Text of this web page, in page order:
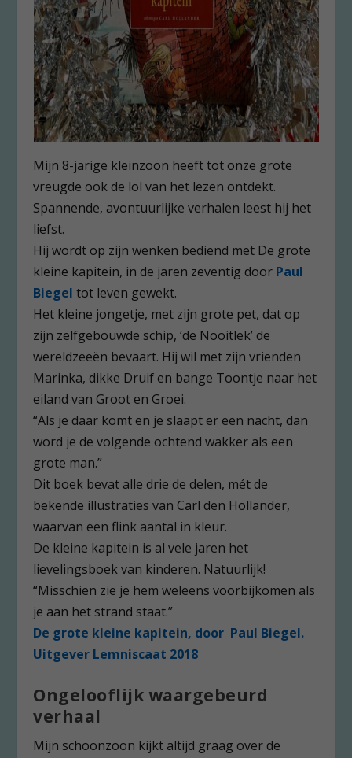
Mijn 8-jarige kleinzoon heeft tot onze grote
vreugde ook de lol van het lezen ontdekt.
Spannende, avontuurlijke verhalen leest hij het
liefst.
Hij wordt op zijn wenken bediend met De grote
kleine kapitein, in de jaren zeventig door Paul
Biegel tot leven gewekt.
Het kleine jongetje, met zijn grote pet, dat op
zijn zelfgebouwde schip, ‘de Nooitlek’ de
wereldzeeën bevaart. Hij wil met zijn vrienden
Marinka, dikke Druif en bange Toontje naar het
eiland van Groot en Groei.
“Als je daar komt en je slaapt er een nacht, dan
word je de volgende ochtend wakker als een
grote man.”
Dit boek bevat alle drie de delen, mét de
bekende illustraties van Carl den Hollander,
waarvan een flink aantal in kleur.
De kleine kapitein is al vele jaren het
lievelingsboek van kinderen. Natuurlijk!
“Misschien zie je hem weleens voorbijkomen als
je aan het strand staat.”
De grote kleine kapitein, door Paul Biegel.
Uitgever Lemniscaat 2018
Ongelooflijk waargebeurd
verhaal
Mijn schoonzoon kijkt altijd graag over de